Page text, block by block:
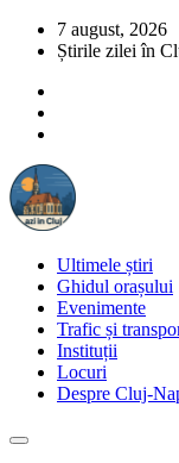
7 august, 2026
Știrile zilei în
Ultimele știri
Ghidul orașului
Evenimente
Trafic și
Instituții
Locuri
Despre Cluj-